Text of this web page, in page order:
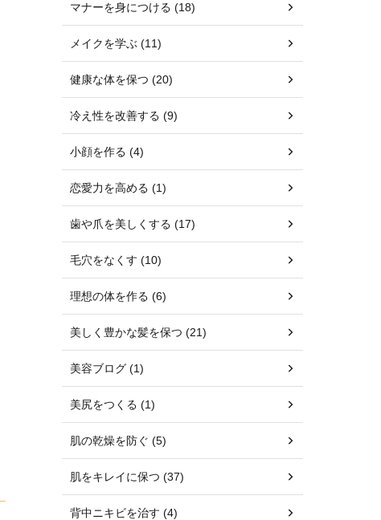
マナーを身につける (18)
メイクを学ぶ (11)
健康な体を保つ (20)
冷え性を改善する (9)
小顔を作る (4)
恋愛力を高める (1)
歯や爪を美しくする (17)
毛穴をなくす (10)
理想の体を作る (6)
美しく豊かな髪を保つ (21)
美容ブログ (1)
美尻をつくる (1)
肌の乾燥を防ぐ (5)
肌をキレイに保つ (37)
背中ニキビを治す (4)